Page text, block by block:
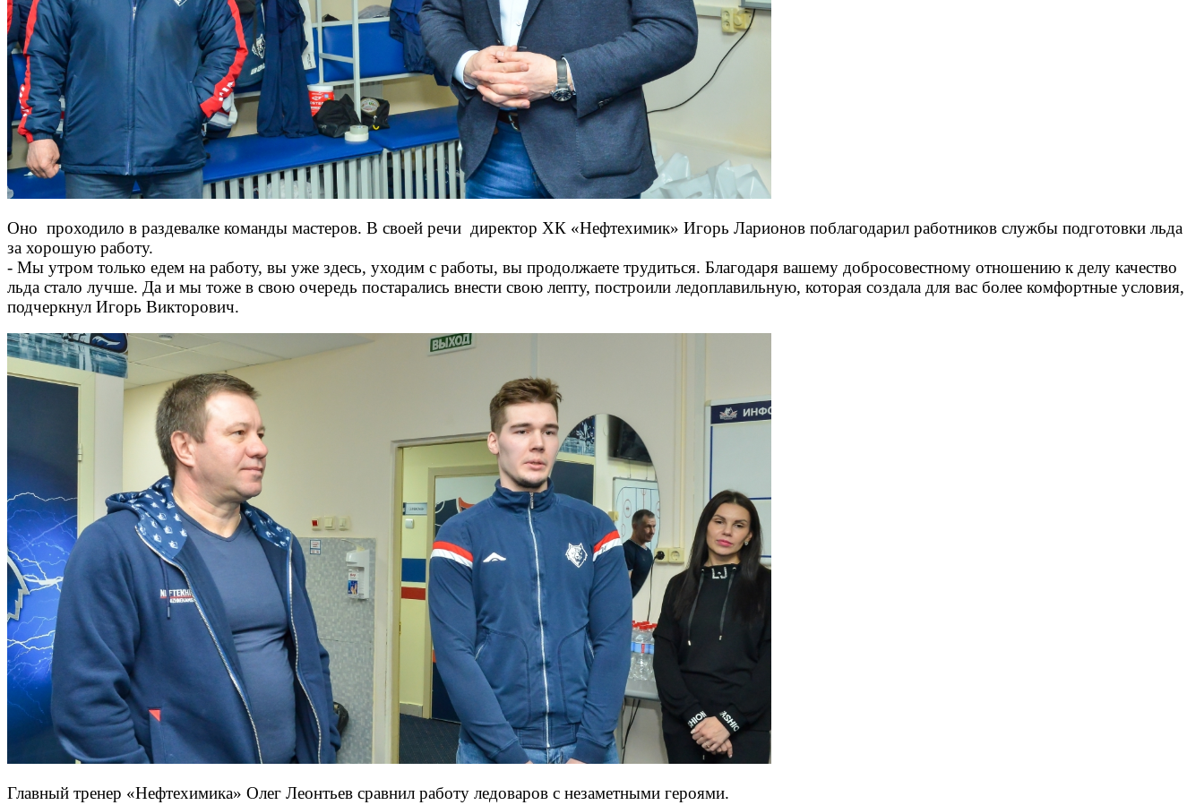
Оно проходило в раздевалке команды мастеров. В своей речи директор ХК «Нефтехимик» Игорь Ларионов поблагодарил работников службы подготовки льда
за хорошую работу.
- Мы утром только едем на работу, вы уже здесь, уходим с работы, вы продолжаете трудиться. Благодаря вашему добросовестному отношению к делу качество
льда стало лучше. Да и мы тоже в свою очередь постарались внести свою лепту, построили ледоплавильную, которая создала для вас более комфортные условия,
подчеркнул Игорь Викторович.
Главный тренер «Нефтехимика» Олег Леонтьев сравнил работу ледоваров с незаметными героями.